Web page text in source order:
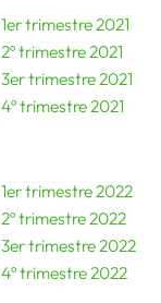
trimestre 2021
trimestre 2021
trimestre 2021
trimestre 2021
trimestre 2022
trimestre 2022
trimestre 2022
trimestre 2022